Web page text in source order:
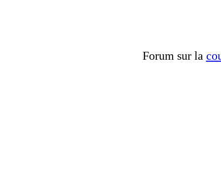
Forum sur la